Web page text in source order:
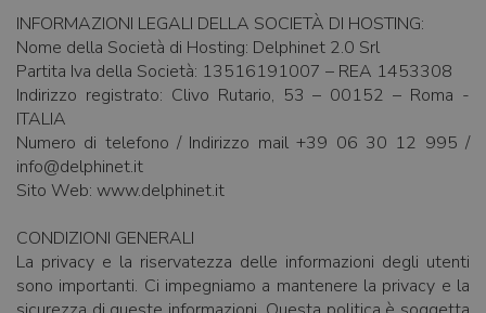
INFORMAZIONI LEGALI DELLA SOCIETÀ DI HOSTING:
Nome della Società di Hosting: Delphinet 2.0 Srl
Partita Iva della Società: 13516191007 – REA 1453308
Indirizzo registrato: Clivo Rutario, 53 – 00152 – Roma -
ITALIA
Numero di telefono / Indirizzo mail +39 06 30 12 995 /
info@delphinet.it
Sito Web: www.delphinet.it
CONDIZIONI GENERALI
La privacy e la riservatezza delle informazioni degli utenti
sono importanti. Ci impegniamo a mantenere la privacy e la